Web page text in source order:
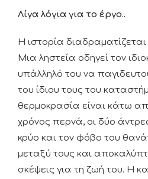
Λίγα λόγια για το έργο..
Η ιστορία
Μια ληστεία οδηγεί τον
υπάλληλό του να
του ίδιου τους του
θερμοκρασία είναι κάτω
χρόνος περνά, οι δύο
κρύο και τον φόβο του
μεταξύ τους και
σκέψεις για τη ζωή του. Η